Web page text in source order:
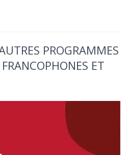
PROGRAMMES
ET